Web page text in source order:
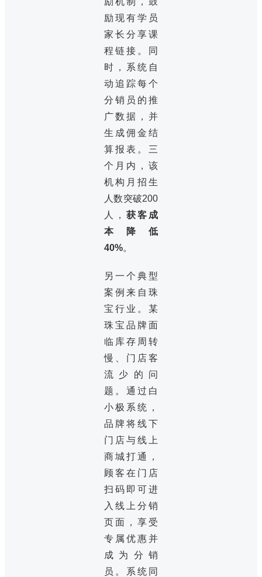
励现有学员
家长分享课
程链接。同
时，系统自
动追踪每个
分销员的推
广数据，并
生成佣金结
算报表。三
个月内，该
机构月招生
人数突破200
人， 获客成
本降低
40%。
另一个典型
案例来自珠
宝行业。某
珠宝品牌面
临库存周转
慢、门店客
流少的问
题。通过白
小极系统，
品牌将线下
门店与线上
商城打通，
顾客在门店
扫码即可进
入线上分销
页面，享受
专属优惠并
成为分销
员。系统同